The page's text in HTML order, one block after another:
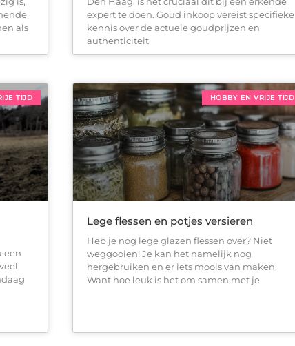
als
expert te doen. Goud inkoop vereist specifieke
kennis over de actuele goudprijzen en
authenticiteit
TIJD
een
HOBBY EN VRIJE TIJD
Lege flessen en potjes versieren
Heb je nog lege glazen flessen over? Niet
weggooien! Je kan het namelijk nog
hergebruiken en er iets moois van maken.
Want hoe leuk is het om samen met je